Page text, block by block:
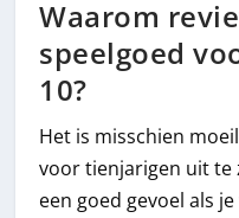
Waarom
speelgoed
10?
Het is misschien
voor tienjarigen uit te
een goed gevoel als